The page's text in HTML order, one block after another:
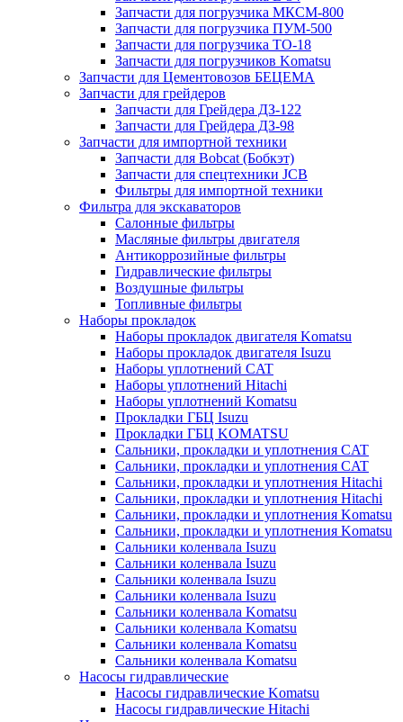
Запчасти для погрузчика МКСМ-800
Запчасти для погрузчика ПУМ-500
Запчасти для погрузчика ТО-18
Запчасти для погрузчиков Komatsu
Запчасти для Цементовозов БЕЦЕМА
Запчасти для грейдеров
Запчасти для Грейдера ДЗ-122
Запчасти для Грейдера ДЗ-98
Запчасти для импортной техники
Запчасти для Bobcat (Бобкэт)
Запчасти для спецтехники JCB
Фильтры для импортной техники
Фильтра для экскаваторов
Салонные фильтры
Масляные фильтры двигателя
Антикоррозийные фильтры
Гидравлические фильтры
Воздушные фильтры
Топливные фильтры
Наборы прокладок
Наборы прокладок двигателя Komatsu
Наборы прокладок двигателя Isuzu
Наборы уплотнений CAT
Наборы уплотнений Hitachi
Наборы уплотнений Komatsu
Прокладки ГБЦ Isuzu
Прокладки ГБЦ KOMATSU
Сальники, прокладки и уплотнения CAT
Сальники, прокладки и уплотнения CAT
Сальники, прокладки и уплотнения Hitachi
Сальники, прокладки и уплотнения Hitachi
Сальники, прокладки и уплотнения Komatsu
Сальники, прокладки и уплотнения Komatsu
Сальники коленвала Isuzu
Сальники коленвала Isuzu
Сальники коленвала Isuzu
Сальники коленвала Isuzu
Сальники коленвала Komatsu
Сальники коленвала Komatsu
Сальники коленвала Komatsu
Сальники коленвала Komatsu
Насосы гидравлические
Насосы гидравлические Komatsu
Насосы гидравлические Hitachi